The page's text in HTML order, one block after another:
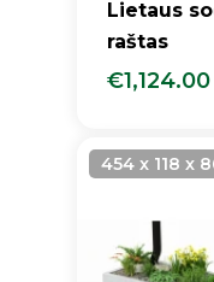
Lietaus
raštas
€1,124.00
454 x 118 x